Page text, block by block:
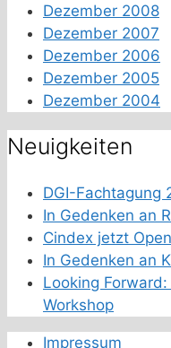
Dezember 2008
Dezember 2007
Dezember 2006
Dezember 2005
Dezember 2004
Neuigkeiten
DGI-Fachtagung
In Gedenken an
Cindex jetzt
In Gedenken an
Looking
Workshop
Impressum